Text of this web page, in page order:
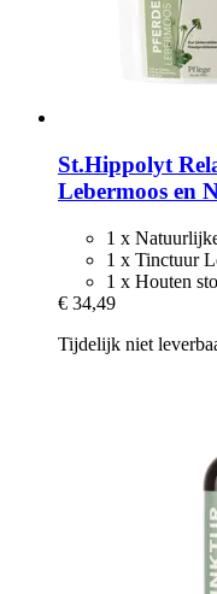
St.Hippolyt
Lebermoos en
1 x
1 x Tinctuur
1 x Houten
€ 34,49
Tijdelijk niet